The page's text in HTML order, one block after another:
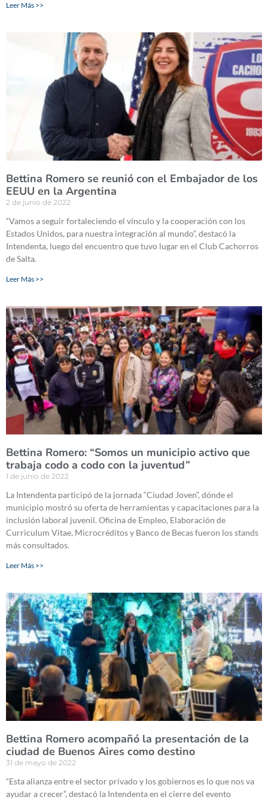
Leer Más >>
Bettina Romero se reunió con el Embajador de los
EEUU en la Argentina
2 de junio de 2022
“Vamos a seguir fortaleciendo el vínculo y la cooperación con los
Estados Unidos, para nuestra integración al mundo”, destacó la
Intendenta, luego del encuentro que tuvo lugar en el Club Cachorros
de Salta.
Leer Más >>
Bettina Romero: “Somos un municipio activo que
trabaja codo a codo con la juventud”
1 de junio de 2022
La Intendenta participó de la jornada “Ciudad Joven”, dónde el
municipio mostró su oferta de herramientas y capacitaciones para la
inclusión laboral juvenil. Oficina de Empleo, Elaboración de
Curriculum Vitae, Microcréditos y Banco de Becas fueron los stands
más consultados.
Leer Más >>
Bettina Romero acompañó la presentación de la
ciudad de Buenos Aires como destino
31 de mayo de 2022
“Esta alianza entre el sector privado y los gobiernos es lo que nos va
ayudar a crecer”, destacó la Intendenta en el cierre del evento